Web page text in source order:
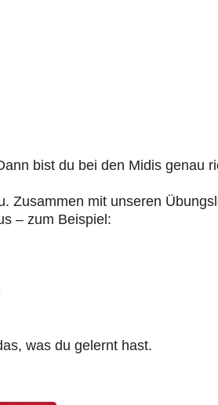
bist du bei den Midis genau
Zusammen mit unseren
– zum Beispiel:
was du gelernt hast.